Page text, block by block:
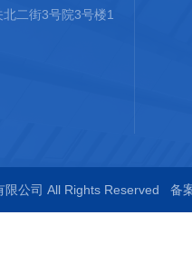
二街3号院3号楼1
限公司 All Rights Reserved 备